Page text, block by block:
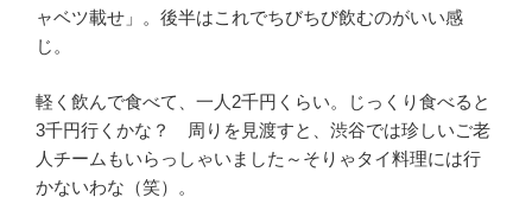
ャベツ載せ」。後半はこれでちびちび飲むのがいい感
じ。
軽く飲んで食べて、一人2千円くらい。じっくり食べると
3千円行くかな？ 周りを見渡すと、渋谷では珍しいご老
人チームもいらっしゃいました～そりゃタイ料理には行
かないわな（笑）。